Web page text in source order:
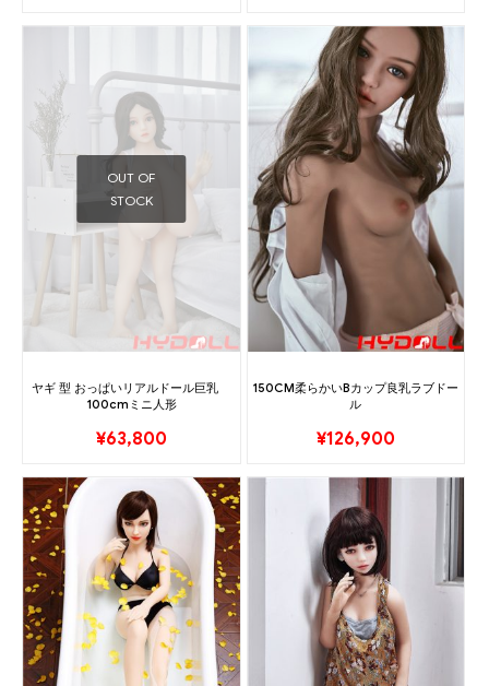
OUT OF
STOCK
ヤギ 型 おっぱいリアルドール巨乳
100cmミニ人形
¥63,800
150CM柔らかいBカップ良乳ラブドー
ル
¥126,900